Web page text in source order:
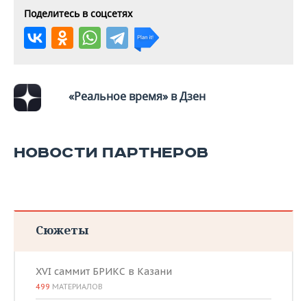
Поделитесь в соцсетях
«Реальное время» в Дзен
НОВОСТИ ПАРТНЕРОВ
Сюжеты
XVI саммит БРИКС в Казани
499 МАТЕРИАЛОВ